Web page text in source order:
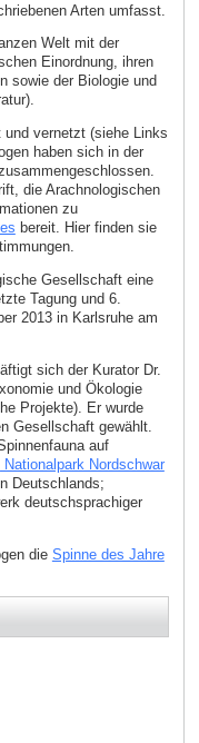
Arten umfasst.
Welt mit der
Einordnung, ihren
sowie der Biologie und
vernetzt (siehe Links
haben sich in der
die Arachnologischen
zu
bereit. Hier finden sie
Gesellschaft eine
Tagung und 6.
2013 in Karlsruhe am
sich der Kurator Dr.
und Ökologie
Projekte). Er wurde
Gesellschaft gewählt.
auf
Nationalpark Nordschwar
Deutschlands;
deutschsprachiger
die Spinne des Jahre